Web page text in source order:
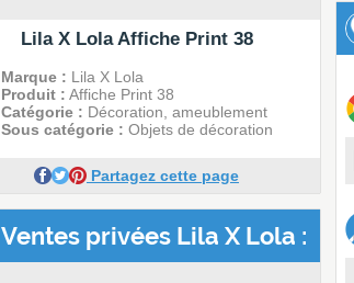
Lila X Lola Affiche Print 38
Marque : Lila X Lola
Produit : Affiche Print 38
Catégorie : Décoration, ameublement
Sous catégorie : Objets de décoration
Partagez cette page
Ventes privées Lila X Lola :